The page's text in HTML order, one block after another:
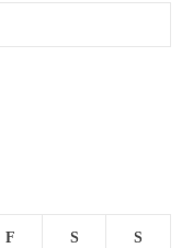
F S S